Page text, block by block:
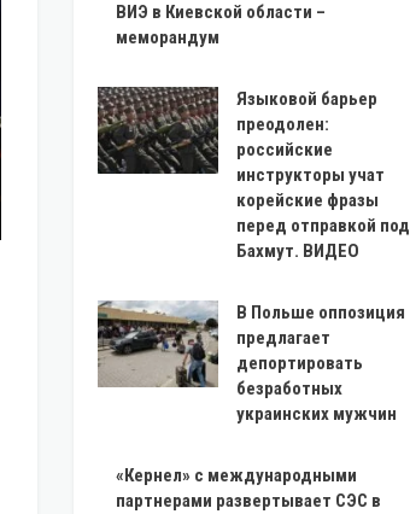
ВИЭ в Киевской области –
меморандум
Языковой барьер
преодолен:
российские
инструкторы учат
корейские фразы
перед отправкой под
Бахмут. ВИДЕО
В Польше оппозиция
предлагает
депортировать
безработных
украинских мужчин
«Кернел» с международными
партнерами развертывает СЭС в